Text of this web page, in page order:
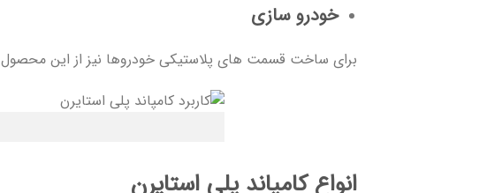
خودرو سازی
برای ساخت قسمت های پلاستیکی خودروها نیز از این محصول
انواع کامپاند پلی استایرن